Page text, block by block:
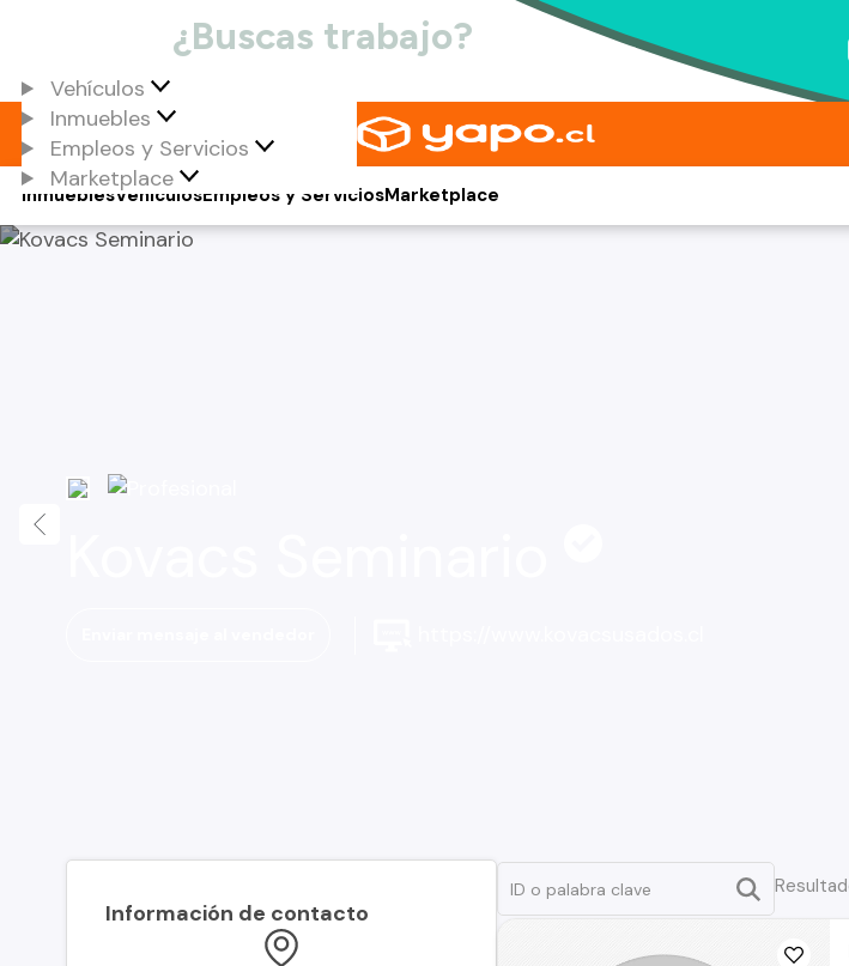
Vehículos
Inmuebles
Empleos y Servicios
Marketplace
Vehículos
Inmuebles Empleos y ServiciosMarketplace
Información de contacto